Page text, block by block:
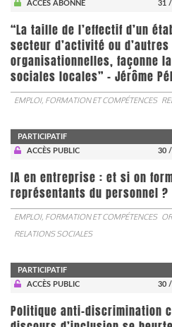
ACCÈS ABONNÉ
31
“La taille de l’effectif d’un
secteur d’activité ou
organisationnelles, façonne
sociales locales” - Jérôme
EMPLOI, FORMATION ET COMPÉTENCES
PARTICIPATIF
ACCÈS PUBLIC
30
IA en entreprise : et si on
représentants du personnel ?
EMPLOI, FORMATION ET COMPÉTENCES
RELATIONS SOCIALES
PARTICIPATIF
ACCÈS PUBLIC
30
Politique anti-discrimination